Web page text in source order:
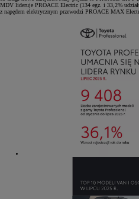
MDV lideruje PROACE Electric (134 egz. i 33,2%
z napędem elektrycznym przewodzi PROACE MAX